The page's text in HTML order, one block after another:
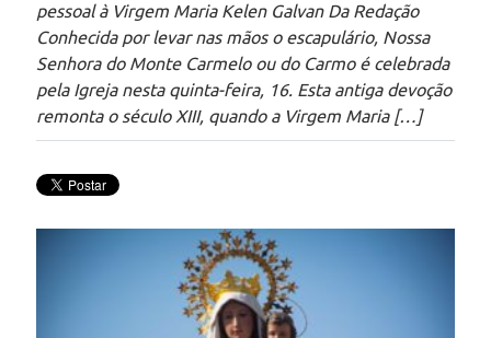
pessoal à Virgem Maria Kelen Galvan Da Redação
Conhecida por levar nas mãos o escapulário, Nossa
Senhora do Monte Carmelo ou do Carmo é celebrada
pela Igreja nesta quinta-feira, 16. Esta antiga devoção
remonta o século XIII, quando a Virgem Maria […]